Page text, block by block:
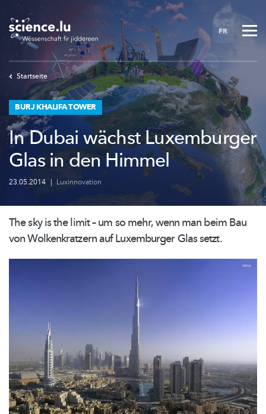
to
main
content
FR
Startseite
BURJ KHALIFA TOWER
In Dubai wächst Luxemburger
Glas in den Himmel
23.05.2014 | Luxinnovation
The sky is the limit – um so mehr, wenn man beim Bau
vonWolkenkratzernauf Luxemburger Glas setzt.